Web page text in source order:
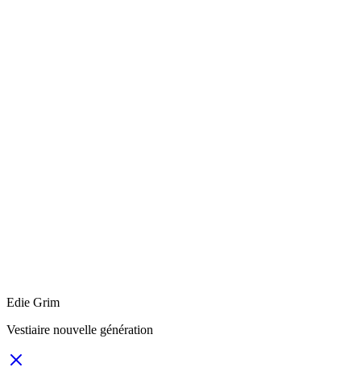
Edie Grim
Vestiaire nouvelle génération